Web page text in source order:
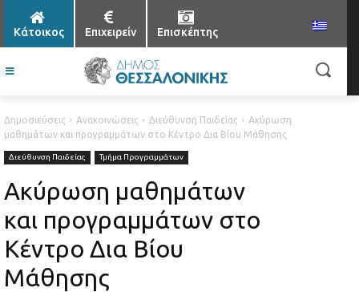
Κάτοικος Επιχειρείν Επισκέπτης
Δημοσιεύσεις Ανακοινώσεις Διεύθυνση Παιδείας
Ακύρωση
μαθημάτων και προγραμμάτων στο Κέντρο Δια Βίου Μάθησης
Διεύθυνση Παιδείας Τμήμα Προγραμμάτων
Ακύρωση μαθημάτων
και προγραμμάτων στο
Κέντρο Δια Βίου
Μάθησης